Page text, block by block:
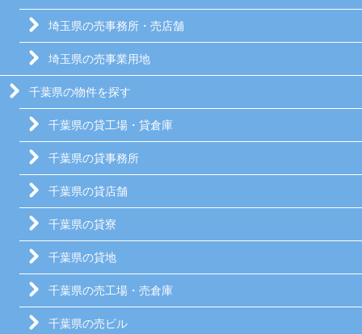
埼玉県の売事務所・売店舗
埼玉県の売事業用地
千葉県の物件を探す
千葉県の貸工場・貸倉庫
千葉県の貸事務所
千葉県の貸店舗
千葉県の貸寮
千葉県の貸地
千葉県の売工場・売倉庫
千葉県の売ビル